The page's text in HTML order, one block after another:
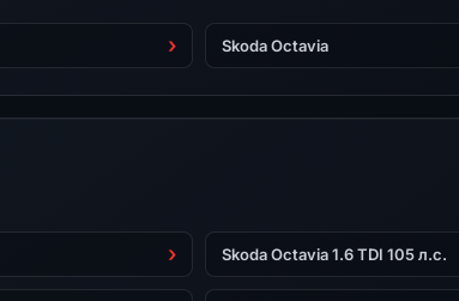
Skoda Octavia
Skoda Octavia 1.6 TDI 105 л.с.